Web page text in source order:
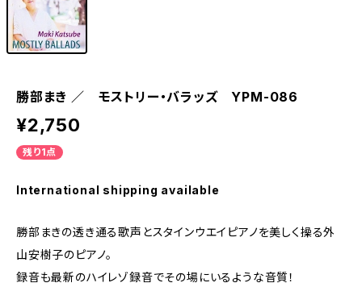
勝部まき ／ モストリー・バラッズ YPM-086
¥2,750
残り1点
International shipping available
勝部まきの透き通る歌声とスタインウエイピアノを美しく操る外
山安樹子のピアノ。
録音も最新のハイレゾ録音でその場にいるような音質！